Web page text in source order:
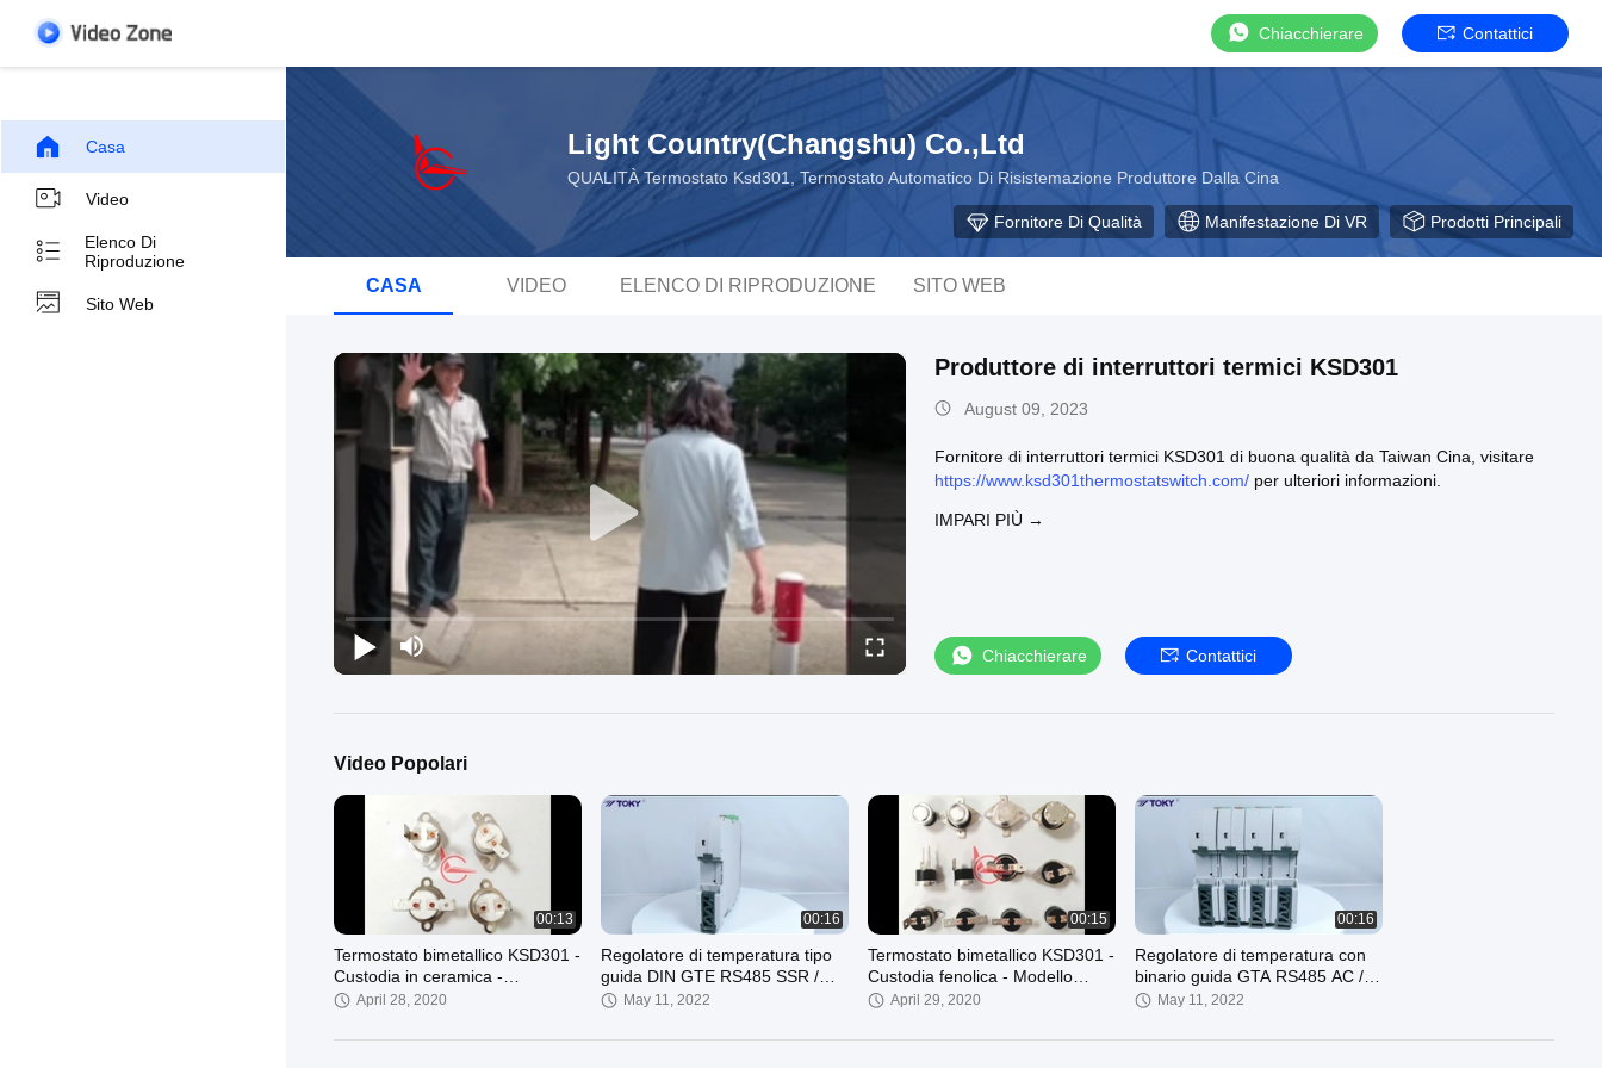
Chiacchierare Contattici
Casa
Video
Elenco Di
Riproduzione
Sito Web
Light Country(Changshu) Co.,Ltd
QUALITÀ Termostato Ksd301, Termostato Automatico Di Risistemazione Produttore Dalla Cina
Fornitore Di Qualità Manifestazione Di VR Prodotti Principali
CASA VIDEO ELENCO DI RIPRODUZIONE SITO WEB
Produttore di interruttori termici KSD301
August 09, 2023
Fornitore di interruttori termici KSD301 di buona qualità da Taiwan Cina, visitare
https://www.ksd301thermostatswitch.com/ per ulteriori informazioni.
IMPARI PIÙ →
Chiacchierare Contattici
Video Popolari
00:13
Termostato bimetallico KSD301 -
Custodia in ceramica -
Termostato modello T23/T24
April 28, 2020
00:16
Regolatore di temperatura tipo
guida DIN GTE RS485 SSR /
RELÈ / Uscita analogica
May 11, 2022
00:15
Termostato bimetallico KSD301 -
Custodia fenolica - Modello
T23/T24
April 29, 2020
00:16
Regolatore di temperatura con
binario guida GTA RS485 AC /
DC 100 - 240 V Display LCD
May 11, 2022